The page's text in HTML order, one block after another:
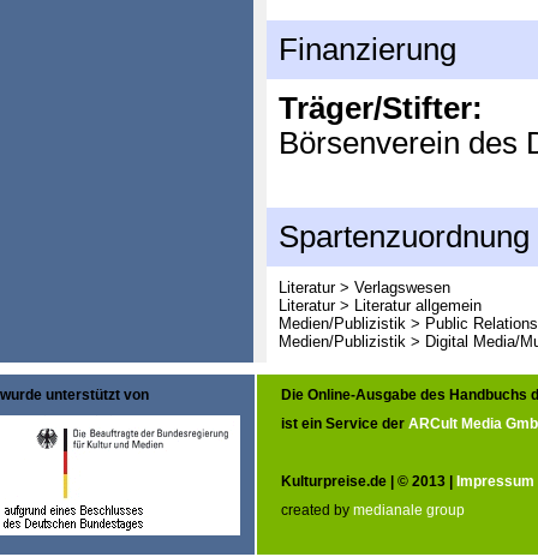
Finanzierung
Träger/Stifter:
Börsenverein des
Spartenzuordnung
Literatur > Verlagswesen
Literatur > Literatur allgemein
Medien/Publizistik > Public
Medien/Publizistik > Digital Media/
wurde unterstützt von
Die Online-Ausgabe des Handbuchs
ist ein Service der ARCult Media
Kulturpreise.de | © 2013 | Impressum
created by medianale group